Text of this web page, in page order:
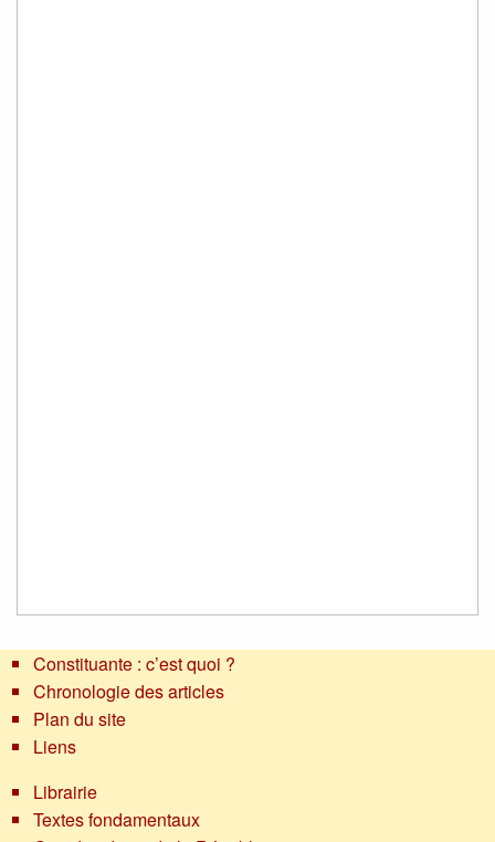
Constituante : c’est quoi ?
Chronologie des articles
Plan du site
Liens
Librairie
Textes fondamentaux